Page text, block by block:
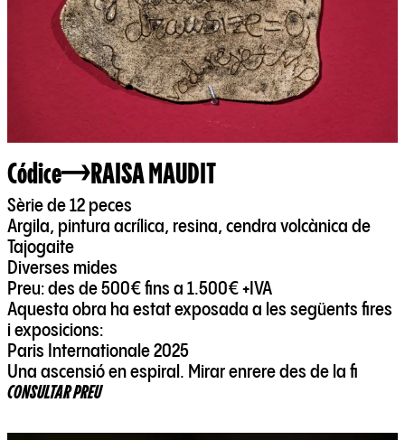
Códice RAISA MAUDIT
Sèrie de 12 peces
Argila, pintura acrílica, resina, cendra volcànica de
Tajogaite
Diverses mides
Preu: des de 500€ fins a 1.500€ +IVA
Aquesta obra ha estat exposada a les següents fires
i exposicions:
Paris Internationale 2025
Una ascensió en espiral. Mirar enrere des de la fi
CONSULTAR PREU